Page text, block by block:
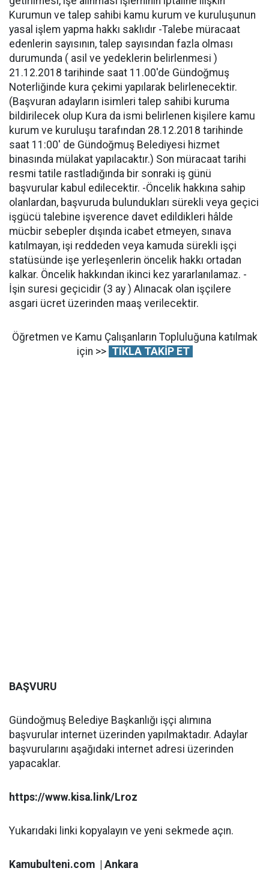
Kurumun ve talep sahibi kamu kurum ve kuruluşunun
yasal işlem yapma hakkı saklıdır -Talebe müracaat
edenlerin sayısının, talep sayısından fazla olması
durumunda ( asil ve yedeklerin belirlenmesi )
21.12.2018 tarihinde saat 11.00'de Gündoğmuş
Noterliğinde kura çekimi yapılarak belirlenecektir.
(Başvuran adayların isimleri talep sahibi kuruma
bildirilecek olup Kura da ismi belirlenen kişilere kamu
kurum ve kuruluşu tarafından 28.12.2018 tarihinde
saat 11:00' de Gündoğmuş Belediyesi hizmet
binasında mülakat yapılacaktır.) Son müracaat tarihi
resmi tatile rastladığında bir sonraki iş günü
başvurular kabul edilecektir. -Öncelik hakkına sahip
olanlardan, başvuruda bulundukları sürekli veya geçici
işgücü talebine işverence davet edildikleri hâlde
mücbir sebepler dışında icabet etmeyen, sınava
katılmayan, işi reddeden veya kamuda sürekli işçi
statüsünde işe yerleşenlerin öncelik hakkı ortadan
kalkar. Öncelik hakkından ikinci kez yararlanılamaz. -
İşin suresi geçicidir (3 ay ) Alınacak olan işçilere
asgari ücret üzerinden maaş verilecektir.
Öğretmen ve Kamu Çalışanların Topluluğuna katılmak
için >> TIKLA TAKİP ET
BAŞVURU
Gündoğmuş Belediye Başkanlığı işçi alımına
başvurular internet üzerinden yapılmaktadır. Adaylar
başvurularını aşağıdaki internet adresi üzerinden
yapacaklar.
https://www.kisa.link/Lroz
Yukarıdaki linki kopyalayın ve yeni sekmede açın.
Kamubulteni.com | Ankara